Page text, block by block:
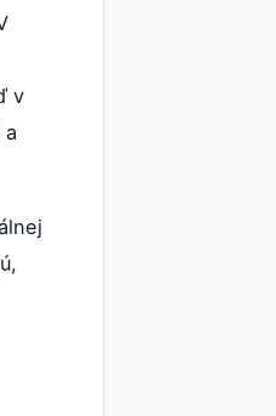
v
a